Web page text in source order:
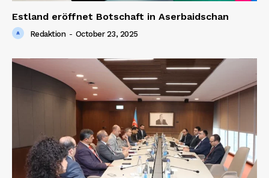
Estland eröffnet Botschaft in Aserbaidschan
Redaktion - October 23, 2025